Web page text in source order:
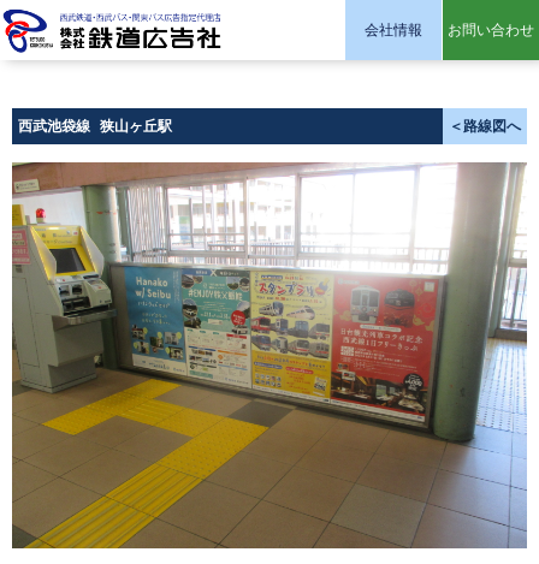
会社情報 お問い合わせ
西武池袋線 狭山ヶ丘駅 ＜路線図へ